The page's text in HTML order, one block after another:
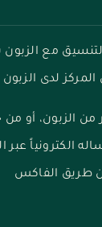
مع
لدى الزبون
من الزبون، أو
الكترونياً عبر